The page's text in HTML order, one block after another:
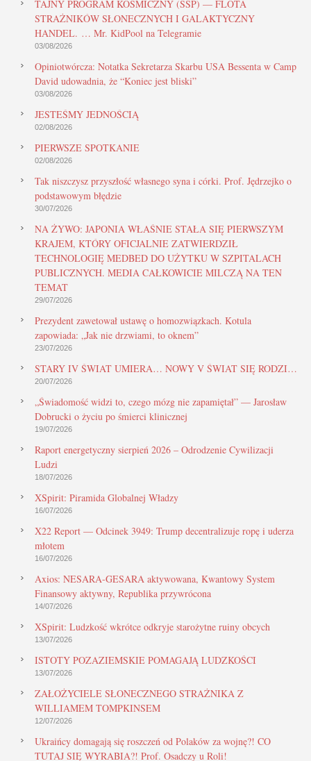
TAJNY PROGRAM KOSMICZNY (SSP) — FLOTA
STRAŻNIKÓW SŁONECZNYCH I GALAKTYCZNY
HANDEL. … Mr. KidPool na Telegramie
03/08/2026
Opiniotwórcza: Notatka Sekretarza Skarbu USA Bessenta w Camp
David udowadnia, że “Koniec jest bliski”
03/08/2026
JESTEŚMY JEDNOŚCIĄ
02/08/2026
PIERWSZE SPOTKANIE
02/08/2026
Tak niszczysz przyszłość własnego syna i córki. Prof. Jędrzejko o
podstawowym błędzie
30/07/2026
NA ŻYWO: JAPONIA WŁAŚNIE STAŁA SIĘ PIERWSZYM
KRAJEM, KTÓRY OFICJALNIE ZATWIERDZIŁ
TECHNOLOGIĘ MEDBED DO UŻYTKU W SZPITALACH
PUBLICZNYCH. MEDIA CAŁKOWICIE MILCZĄ NA TEN
TEMAT
29/07/2026
Prezydent zawetował ustawę o homozwiązkach. Kotula
zapowiada: „Jak nie drzwiami, to oknem”
23/07/2026
STARY IV ŚWIAT UMIERA… NOWY V ŚWIAT SIĘ RODZI…
20/07/2026
„Świadomość widzi to, czego mózg nie zapamiętał” — Jarosław
Dobrucki o życiu po śmierci klinicznej
19/07/2026
Raport energetyczny sierpień 2026 – Odrodzenie Cywilizacji
Ludzi
18/07/2026
XSpirit: Piramida Globalnej Władzy
16/07/2026
X22 Report — Odcinek 3949: Trump decentralizuje ropę i uderza
młotem
16/07/2026
Axios: NESARA-GESARA aktywowana, Kwantowy System
Finansowy aktywny, Republika przywrócona
14/07/2026
XSpirit: Ludzkość wkrótce odkryje starożytne ruiny obcych
13/07/2026
ISTOTY POZAZIEMSKIE POMAGAJĄ LUDZKOŚCI
13/07/2026
ZAŁOŻYCIELE SŁONECZNEGO STRAŻNIKA Z
WILLIAMEM TOMPKINSEM
12/07/2026
Ukraińcy domagają się roszczeń od Polaków za wojnę?! CO
TUTAJ SIĘ WYRABIA?! Prof. Osadczy u Roli!